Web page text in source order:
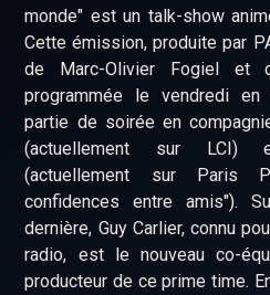
monde" est un talk-show
Cette émission, produite par
de Marc-Olivier Fogiel et
programmée le vendredi
partie de soirée en
(actuellement sur LCI)
(actuellement sur Paris
confidences entre amis").
dernière, Guy Carlier, connu
radio, est le nouveau co-
producteur de ce prime time.